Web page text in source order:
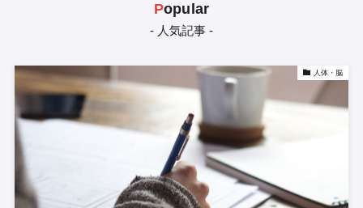
Popular
- 人気記事 -
人体・脳